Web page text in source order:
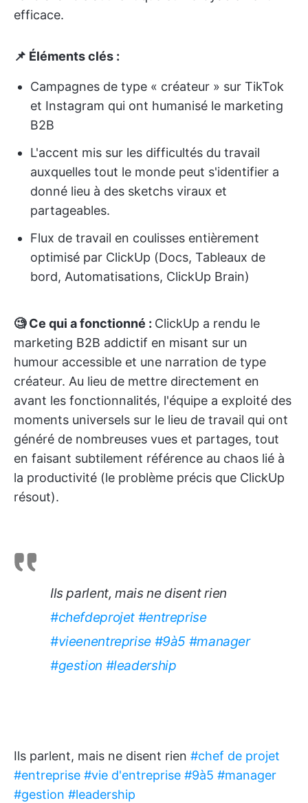
efficace.
📌 Éléments clés :
Campagnes de type « créateur » sur TikTok
et Instagram qui ont humanisé le marketing
B2B
L'accent mis sur les difficultés du travail
auxquelles tout le monde peut s'identifier a
donné lieu à des sketchs viraux et
partageables.
Flux de travail en coulisses entièrement
optimisé par ClickUp (Docs, Tableaux de
bord, Automatisations, ClickUp Brain)
🧐 Ce qui a fonctionné : ClickUp a rendu le
marketing B2B addictif en misant sur un
humour accessible et une narration de type
créateur. Au lieu de mettre directement en
avant les fonctionnalités, l'équipe a exploité des
moments universels sur le lieu de travail qui ont
généré de nombreuses vues et partages, tout
en faisant subtilement référence au chaos lié à
la productivité (le problème précis que ClickUp
résout).
Ils parlent, mais ne disent rien
#chefdeprojet #entreprise
#vieenentreprise #9à5 #manager
#gestion #leadership
Ils parlent, mais ne disent rien #chef de projet
#entreprise #vie d'entreprise #9à5 #manager
#gestion #leadership